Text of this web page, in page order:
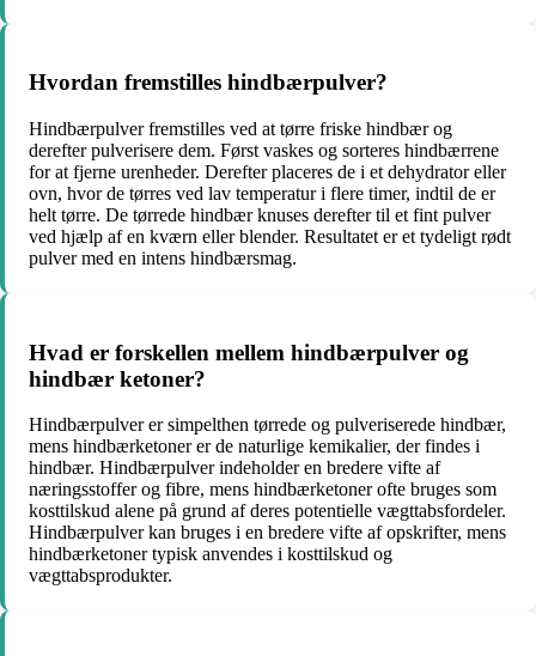
Hvordan fremstilles hindbærpulver?
Hindbærpulver fremstilles ved at tørre friske hindbær og
derefter pulverisere dem. Først vaskes og sorteres hindbærrene
for at fjerne urenheder. Derefter placeres de i et dehydrator eller
ovn, hvor de tørres ved lav temperatur i flere timer, indtil de er
helt tørre. De tørrede hindbær knuses derefter til et fint pulver
ved hjælp af en kværn eller blender. Resultatet er et tydeligt rødt
pulver med en intens hindbærsmag.
Hvad er forskellen mellem hindbærpulver og
hindbær ketoner?
Hindbærpulver er simpelthen tørrede og pulveriserede hindbær,
mens hindbærketoner er de naturlige kemikalier, der findes i
hindbær. Hindbærpulver indeholder en bredere vifte af
næringsstoffer og fibre, mens hindbærketoner ofte bruges som
kosttilskud alene på grund af deres potentielle vægttabsfordeler.
Hindbærpulver kan bruges i en bredere vifte af opskrifter, mens
hindbærketoner typisk anvendes i kosttilskud og
vægttabsprodukter.